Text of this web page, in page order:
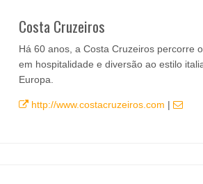
Costa Cruzeiros
Há 60 anos, a Costa Cruzeiros percorre
em hospitalidade e diversão ao estilo
Europa.
http://www.costacruzeiros.com |